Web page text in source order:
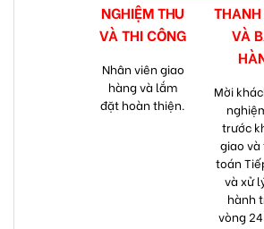
NGHIỆM THU
VÀ THI CÔNG
Nhân viên giao
hàng và lắm
đặt hoàn thiện.
VÀ
Mời
trước
giao và
toán
và xử
hành
vòng